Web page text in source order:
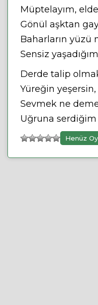
Müptelayım,
Gönül aşktan
Baharların yüzü
Sensiz
Derde talip
Yüreğin
Sevmek ne
Uğruna
Henüz